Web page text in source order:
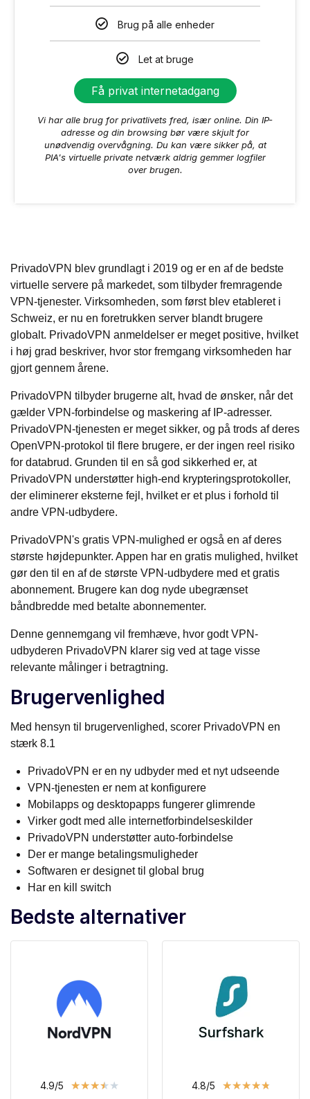
Brug på alle enheder
Let at bruge
Få privat internetadgang
Vi har alle brug for privatlivets fred, især online. Din IP-
adresse og din browsing bør være skjult for
unødvendig overvågning. Du kan være sikker på, at
PIA's virtuelle private netværk aldrig gemmer logfiler
over brugen.
PrivadoVPN blev grundlagt i 2019 og er en af de bedste
virtuelle servere på markedet, som tilbyder fremragende
VPN-tjenester. Virksomheden, som først blev etableret i
Schweiz, er nu en foretrukken server blandt brugere
globalt. PrivadoVPN anmeldelser er meget positive, hvilket
i høj grad beskriver, hvor stor fremgang virksomheden har
gjort gennem årene.
PrivadoVPN tilbyder brugerne alt, hvad de ønsker, når det
gælder VPN-forbindelse og maskering af IP-adresser.
PrivadoVPN-tjenesten er meget sikker, og på trods af deres
OpenVPN-protokol til flere brugere, er der ingen reel risiko
for databrud. Grunden til en så god sikkerhed er, at
PrivadoVPN understøtter high-end krypteringsprotokoller,
der eliminerer eksterne fejl, hvilket er et plus i forhold til
andre VPN-udbydere.
PrivadoVPN's gratis VPN-mulighed er også en af deres
største højdepunkter. Appen har en gratis mulighed, hvilket
gør den til en af de største VPN-udbydere med et gratis
abonnement. Brugere kan dog nyde ubegrænset
båndbredde med betalte abonnementer.
Denne gennemgang vil fremhæve, hvor godt VPN-
udbyderen PrivadoVPN klarer sig ved at tage visse
relevante målinger i betragtning.
Brugervenlighed
Med hensyn til brugervenlighed, scorer PrivadoVPN en
stærk 8.1
PrivadoVPN er en ny udbyder med et nyt udseende
VPN-tjenesten er nem at konfigurere
Mobilapps og desktopapps fungerer glimrende
Virker godt med alle internetforbindelseskilder
PrivadoVPN understøtter auto-forbindelse
Der er mange betalingsmuligheder
Softwaren er designet til global brug
Har en kill switch
Bedste alternativer
4.9/5 ★★★★★ 4.8/5 ★★★★★